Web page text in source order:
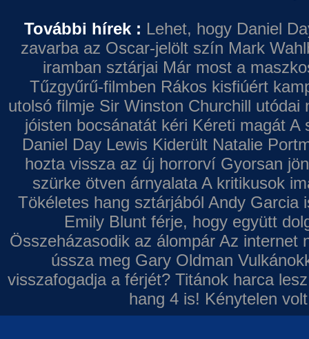
További hírek : Lehet, hogy Daniel
zavarba az Oscar-jelölt szín Mark
iramban sztárjai Már most a
Tűzgyűrű-filmben Rákos kisfiúért
utolsó filmje Sir Winston Churchill utódai
jóisten bocsánatát kéri Kéreti magát A
Daniel Day Lewis Kiderült Natalie
hozta vissza az új horrorví Gyorsan
szürke ötven árnyalata A kritikusok
Tökéletes hang sztárjából Andy Garcia
Emily Blunt férje, hogy együtt
Összeházasodik az álompár Az internet
ússza meg Gary Oldman
visszafogadja a férjét? Titánok harca
hang 4 is! Kénytelen